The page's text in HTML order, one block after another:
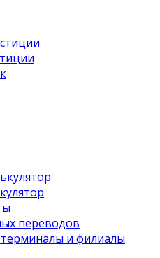
переводов
и филиалы